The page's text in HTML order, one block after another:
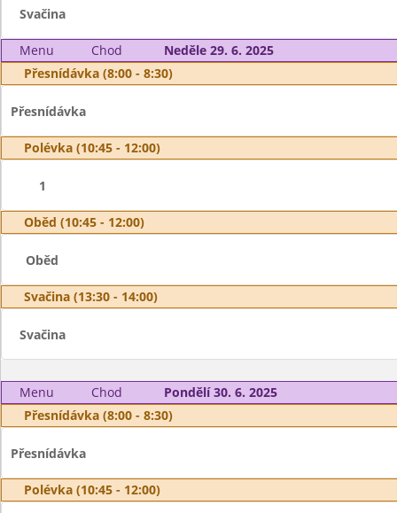
Svačina
Menu Chod
Neděle 29. 6. 2025
Přesnídávka (8:00 - 8:30)
Přesnídávka
Polévka (10:45 - 12:00)
1
Oběd (10:45 - 12:00)
Oběd
Svačina (13:30 - 14:00)
Svačina
Menu Chod
Pondělí 30. 6. 2025
Přesnídávka (8:00 - 8:30)
Přesnídávka
Polévka (10:45 - 12:00)